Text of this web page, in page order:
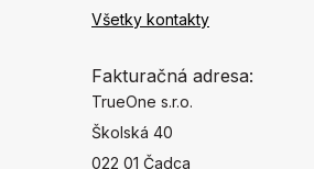
Všetky kontakty
Fakturačná adresa:
TrueOne s.r.o.
Školská 40
022 01 Čadca